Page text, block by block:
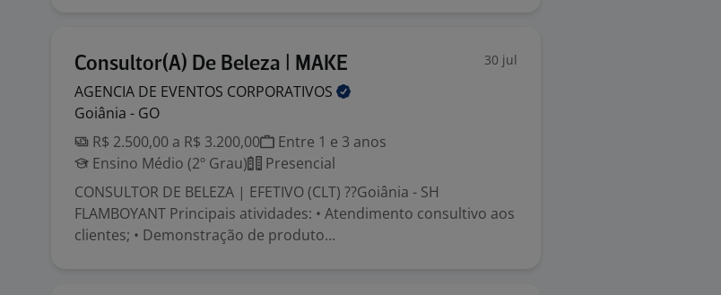
Consultor(A) De Beleza | MAKE 30 jul
AGENCIA DE EVENTOS CORPORATIVOS
Goiânia - GO
R$ 2.500,00 a R$ 3.200,00
Entre 1 e 3 anos
Ensino Médio (2º Grau)
Presencial
CONSULTOR DE BELEZA | EFETIVO (CLT) ??Goiânia - SH
FLAMBOYANT Principais atividades: • Atendimento consultivo aos
clientes; • Demonstração de produto...